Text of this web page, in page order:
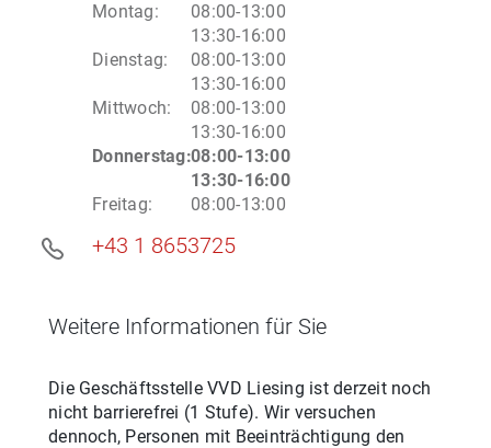
Montag:
08:00-13:00
13:30-16:00
Dienstag:
08:00-13:00
13:30-16:00
Mittwoch:
08:00-13:00
13:30-16:00
Donnerstag:08:00-13:00
13:30-16:00
Freitag: 08:00-13:00
+43 1 8653725
Weitere Informationen für Sie
Die Geschäftsstelle VVD Liesing ist derzeit noch
nicht barrierefrei (1 Stufe). Wir versuchen
dennoch, Personen mit Beeinträchtigung den